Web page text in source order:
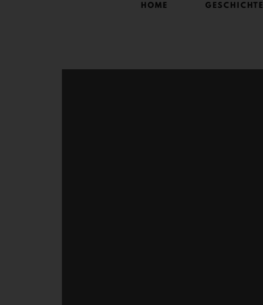
HOME GESCHICHTE